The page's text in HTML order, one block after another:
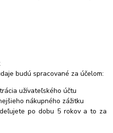
budú spracované za účelom:
užívateľského účtu
nákupného zážitku
po dobu 5 rokov a to za